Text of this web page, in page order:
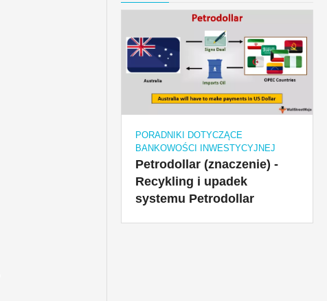
PORADNIKI DOTYCZĄCE
BANKOWOŚCI INWESTYCYJNEJ
Petrodollar (znaczenie) -
Recykling i upadek
systemu Petrodollar